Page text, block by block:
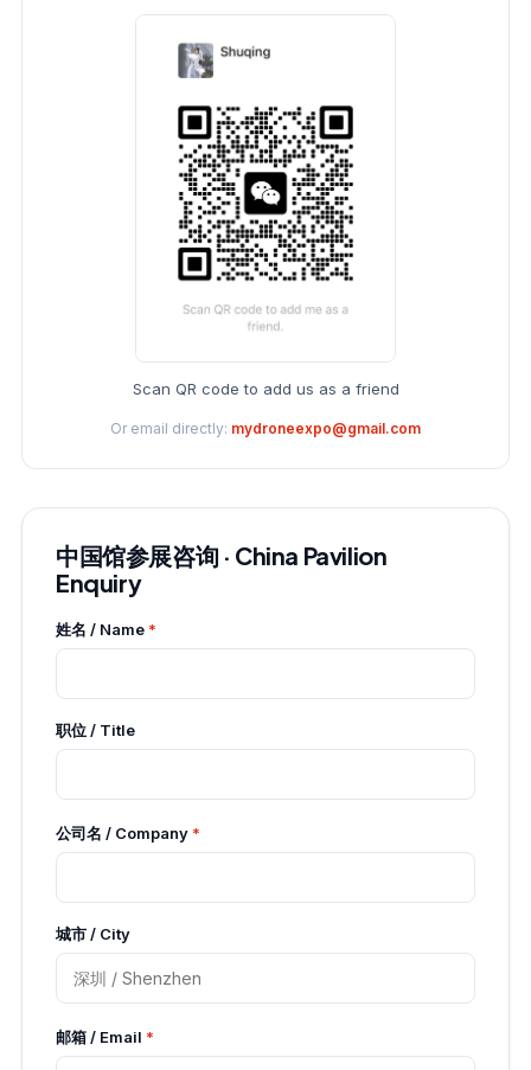
Scan QR code to add us as a friend
Or email directly: mydroneexpo@gmail.com
中国馆参展咨询 · China Pavilion
Enquiry
姓名 / Name *
职位 / Title
公司名 / Company *
城市 / City
邮箱 / Email *